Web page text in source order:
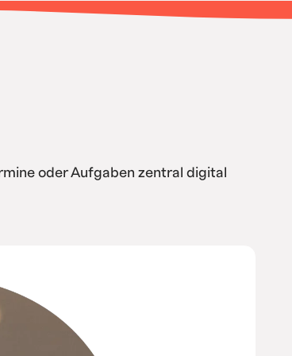
oder Aufgaben zentral digital